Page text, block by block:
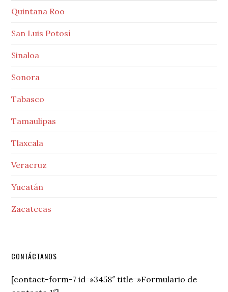
Quintana Roo
San Luis Potosí
Sinaloa
Sonora
Tabasco
Tamaulipas
Tlaxcala
Veracruz
Yucatán
Zacatecas
Secondary
Sidebar
CONTÁCTANOS
[contact-form-7 id=»3458″ title=»Formulario de